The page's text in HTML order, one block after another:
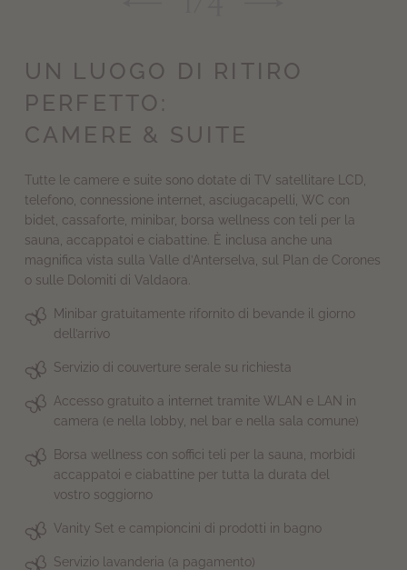
UN LUOGO DI RITIRO
PERFETTO:
CAMERE & SUITE
Tutte le camere e suite sono dotate di TV satellitare LCD,
telefono, connessione internet, asciugacapelli, WC con
bidet, cassaforte, minibar, borsa wellness con teli per la
sauna, accappatoi e ciabattine. È inclusa anche una
magnifica vista sulla Valle d’Anterselva, sul Plan de Corones
o sulle Dolomiti di Valdaora.
Minibar gratuitamente rifornito di bevande il giorno
dell’arrivo
Servizio di couverture serale su richiesta
Accesso gratuito a internet tramite WLAN e LAN in
camera (e nella lobby, nel bar e nella sala comune)
Borsa wellness con soffici teli per la sauna, morbidi
accappatoi e ciabattine per tutta la durata del
vostro soggiorno
Vanity Set e campioncini di prodotti in bagno
Servizio lavanderia (a pagamento)